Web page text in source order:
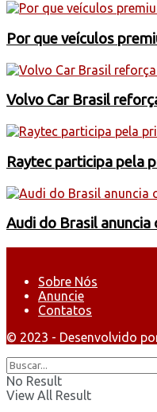
Por que veículos
Volvo Car Brasil
Raytec participa pela
Audi do Brasil
Sobre Nós
Anuncie
Contatos
© 2023 - Desenvolvido
No Result
View All Result